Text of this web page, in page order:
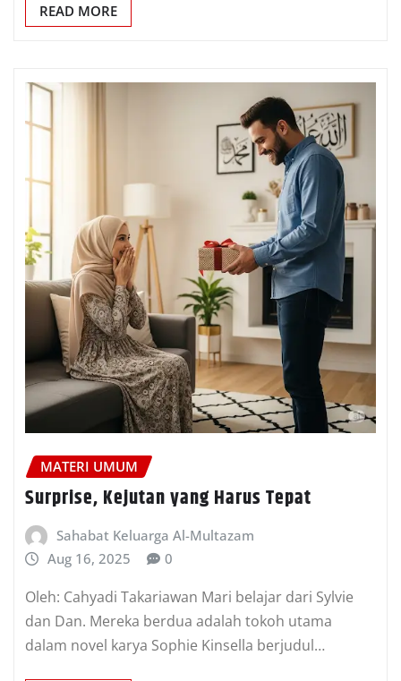
READ MORE
MATERI UMUM
Surprise, Kejutan yang Harus Tepat
Sahabat Keluarga Al-Multazam
Aug 16, 2025
0
Oleh: Cahyadi Takariawan Mari belajar dari Sylvie
dan Dan. Mereka berdua adalah tokoh utama
dalam novel karya Sophie Kinsella berjudul…